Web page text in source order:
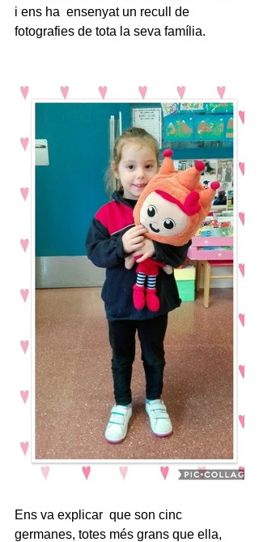
i ens ha  ensenyat un recull de
fotografies de tota la seva família.
Ens va explicar  que son cinc
germanes, totes més grans que ella,